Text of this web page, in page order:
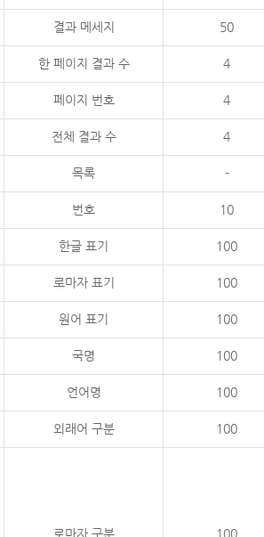
결과 메세지 50
한 페이지 결과 수 4
페이지 번호 4
전체 결과 수 4
목록 -
번호 10
한글 표기 100
로마자 표기 100
원어 표기 100
국명 100
언어명 100
외래어 구분 100
로마자 구분 100